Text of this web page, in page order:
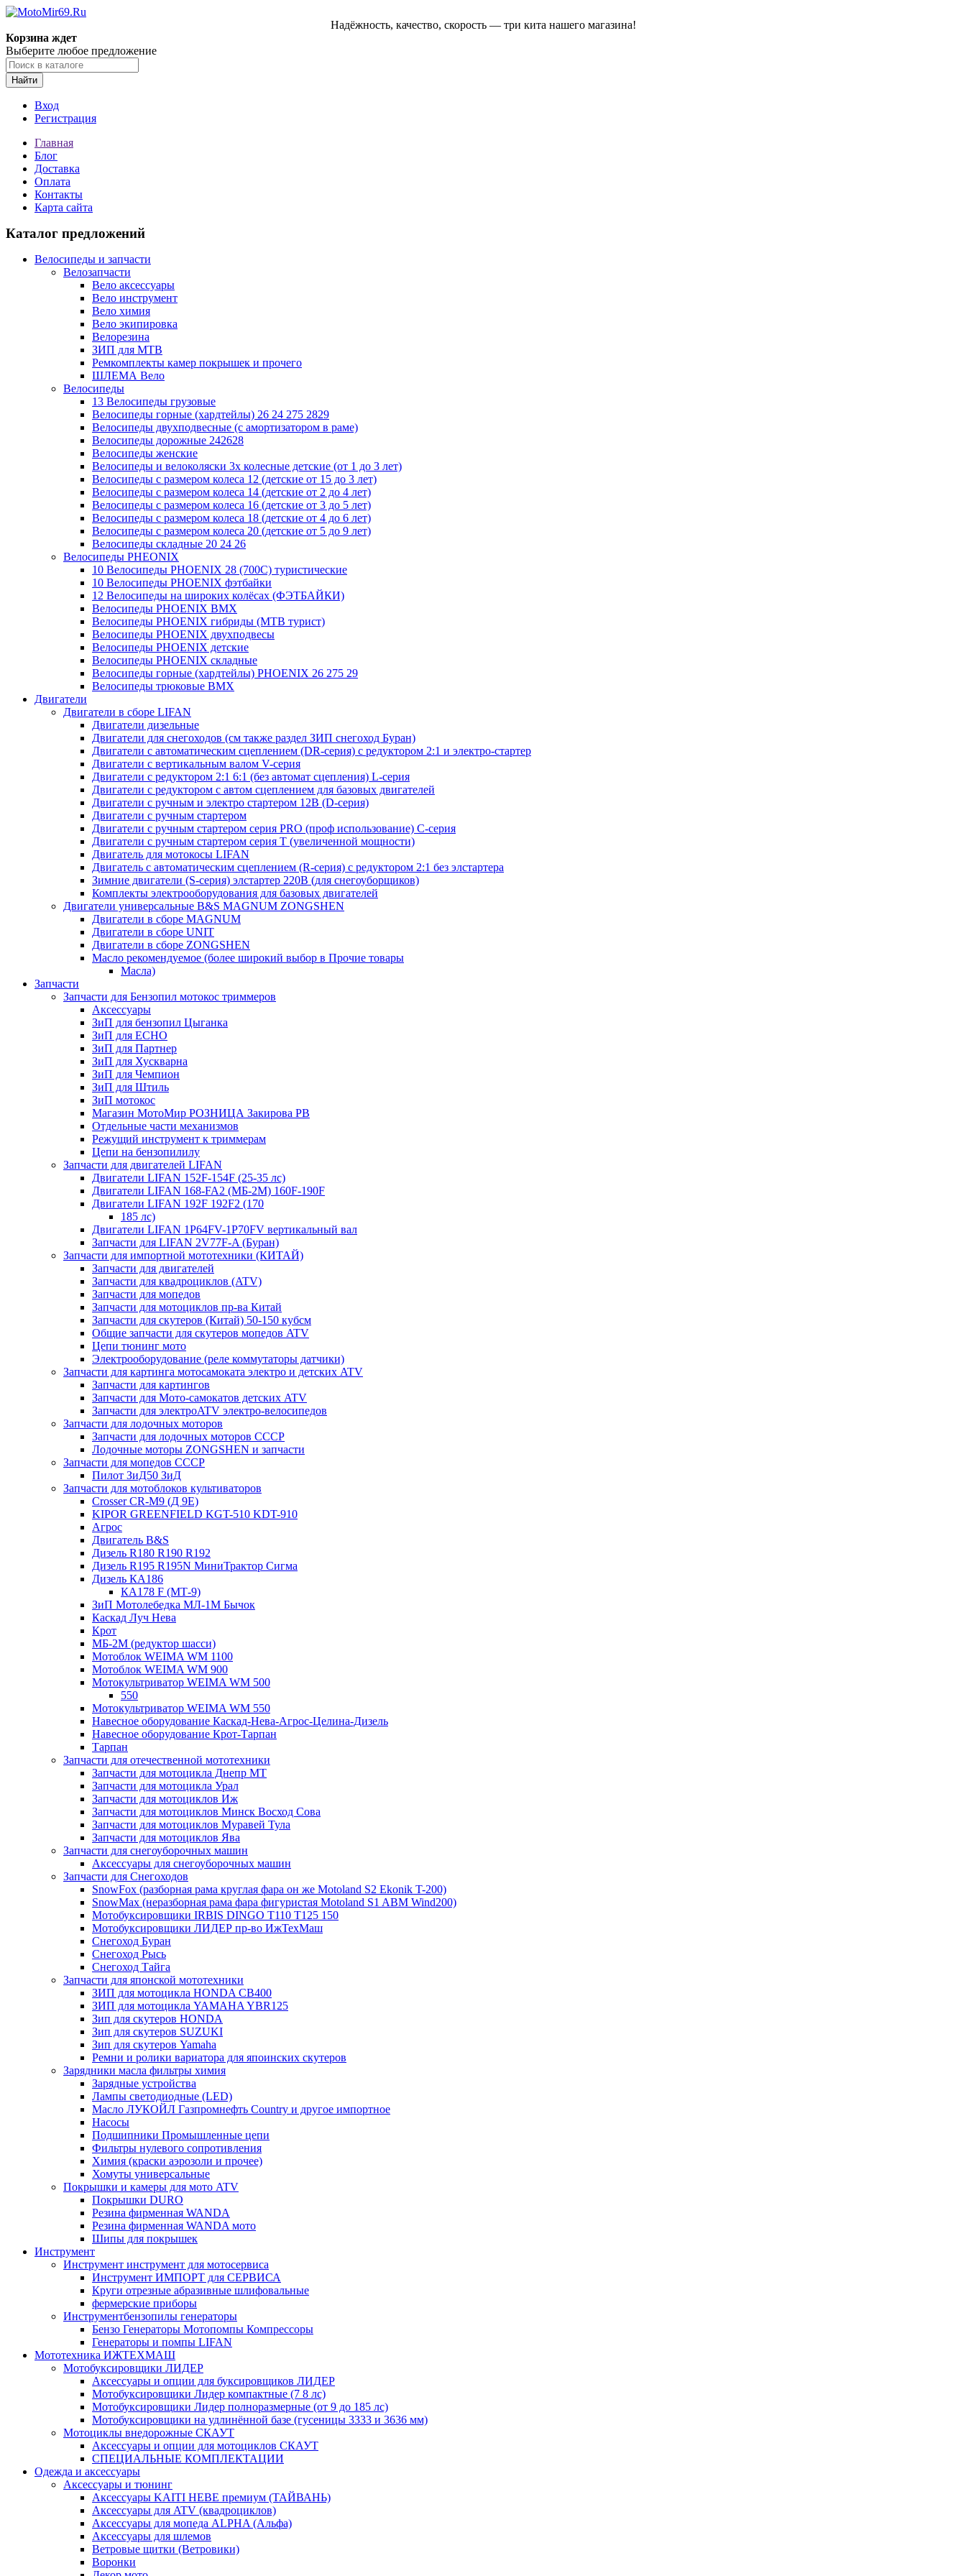
Надёжность, качество, скорость — три кита нашего магазина!
Корзина ждет
Выберите любое предложение
Найти
Вход
Регистрация
Главная
Блог
Доставка
Оплата
Контакты
Карта сайта
Каталог предложений
Велосипеды и запчасти
Велозапчасти
Вело аксессуары
Вело инструмент
Вело химия
Вело экипировка
Велорезина
ЗИП для MTB
Ремкомплекты камер покрышек и прочего
ШЛЕМА Вело
Велосипеды
13 Велосипеды грузовые
Велосипеды горные (хардтейлы) 26 24 275 2829
Велосипеды двухподвесные (с амортизатором в раме)
Велосипеды дорожные 242628
Велосипеды женские
Велосипеды и велоколяски 3х колесные детские (от 1 до 3 лет)
Велосипеды с размером колеса 12 (детские от 15 до 3 лет)
Велосипеды с размером колеса 14 (детские от 2 до 4 лет)
Велосипеды с размером колеса 16 (детские от 3 до 5 лет)
Велосипеды с размером колеса 18 (детские от 4 до 6 лет)
Велосипеды с размером колеса 20 (детские от 5 до 9 лет)
Велосипеды складные 20 24 26
Велосипеды PHEONIX
10 Велосипеды PHOENIX 28 (700С) туристические
10 Велосипеды PHOENIX фэтбайки
12 Велосипеды на широких колёсах (ФЭТБАЙКИ)
Велосипеды PHOENIX BMX
Велосипеды PHOENIX гибриды (MTB турист)
Велосипеды PHOENIX двухподвесы
Велосипеды PHOENIX детские
Велосипеды PHOENIX складные
Велосипеды горные (хардтейлы) PHOENIX 26 275 29
Велосипеды трюковые BMX
Двигатели
Двигатели в сборе LIFAN
Двигатели дизельные
Двигатели для снегоходов (см также раздел ЗИП снегоход Буран)
Двигатели с автоматическим сцеплением (DR-серия) с редуктором 2:1 и электро-стартер
Двигатели с вертикальным валом V-серия
Двигатели с редуктором 2:1 6:1 (без автомат сцепления) L-серия
Двигатели с редуктором с автом сцеплением для базовых двигателей
Двигатели с ручным и электро стартером 12В (D-серия)
Двигатели с ручным стартером
Двигатели с ручным стартером серия PRO (проф использование) C-серия
Двигатели с ручным стартером серия Т (увеличенной мощности)
Двигатель для мотокосы LIFAN
Двигатель с автоматическим сцеплением (R-серия) с редуктором 2:1 без элстартера
Зимние двигатели (S-серия) элстартер 220В (для снегоуборщиков)
Комплекты электрооборудования для базовых двигателей
Двигатели универсальные B&S MAGNUM ZONGSHEN
Двигатели в сборе MAGNUM
Двигатели в сборе UNIT
Двигатели в сборе ZONGSHEN
Масло рекомендуемое (более широкий выбор в Прочие товары
Масла)
Запчасти
Запчасти для Бензопил мотокос триммеров
Аксессуары
ЗиП для бензопил Цыганка
ЗиП для ЕСНО
ЗиП для Партнер
ЗиП для Хускварна
ЗиП для Чемпион
ЗиП для Штиль
ЗиП мотокос
Магазин МотоМир РОЗНИЦА Закирова РВ
Отдельные части механизмов
Режущий инструмент к триммерам
Цепи на бензопилилу
Запчасти для двигателей LIFAN
Двигатели LIFAN 152F-154F (25-35 лс)
Двигатели LIFAN 168-FA2 (МБ-2М) 160F-190F
Двигатели LIFAN 192F 192F2 (170
185 лс)
Двигатели LIFAN 1Р64FV-1Р70FV вертикальный вал
Запчасти для LIFAN 2V77F-A (Буран)
Запчасти для импортной мототехники (КИТАЙ)
Запчасти для двигателей
Запчасти для квадроциклов (ATV)
Запчасти для мопедов
Запчасти для мотоциклов пр-ва Китай
Запчасти для скутеров (Китай) 50-150 кубсм
Общие запчасти для скутеров мопедов ATV
Цепи тюнинг мото
Электрооборудование (реле коммутаторы датчики)
Запчасти для картинга мотосамоката электро и детских ATV
Запчасти для картингов
Запчасти для Мото-самокатов детских ATV
Запчасти для электроATV электро-велосипедов
Запчасти для лодочных моторов
Запчасти для лодочных моторов СССР
Лодочные моторы ZONGSHEN и запчасти
Запчасти для мопедов СССР
Пилот ЗиД50 ЗиД
Запчасти для мотоблоков культиваторов
Crosser CR-M9 (Д 9Е)
KIPOR GREENFIELD KGT-510 KDT-910
Агрос
Двигатель B&S
Дизель R180 R190 R192
Дизель R195 R195N МиниТрактор Сигма
Дизель КА186
КА178 F (МТ-9)
ЗиП Мотолебедка МЛ-1М Бычок
Каскад Луч Нева
Крот
МБ-2М (редуктор шасси)
Мотоблок WEIMA WM 1100
Мотоблок WEIMA WM 900
Мотокультриватор WEIMA WM 500
550
Мотокультриватор WEIMA WM 550
Навесное оборудование Каскад-Нева-Агрос-Целина-Дизель
Навесное оборудование Крот-Тарпан
Тарпан
Запчасти для отечественной мототехники
Запчасти для мотоцикла Днепр МТ
Запчасти для мотоцикла Урал
Запчасти для мотоциклов Иж
Запчасти для мотоциклов Минск Восход Сова
Запчасти для мотоциклов Муравей Тула
Запчасти для мотоциклов Ява
Запчасти для снегоуборочных машин
Аксессуары для снегоуборочных машин
Запчасти для Снегоходов
SnowFox (разборная рама круглая фара он же Motoland S2 Ekonik T-200)
SnowMax (неразборная рама фара фигуристая Motoland S1 ABM Wind200)
Мотобуксировщики IRBIS DINGO Т110 Т125 150
Мотобуксировщики ЛИДЕР пр-во ИжТехМаш
Снегоход Буран
Снегоход Рысь
Снегоход Тайга
Запчасти для японской мототехники
ЗИП для мотоцикла HONDA CB400
ЗИП для мотоцикла YAMAHA YBR125
Зип для скутеров HONDA
Зип для скутеров SUZUKI
Зип для скутеров Yamaha
Ремни и ролики вариатора для япоинских скутеров
Зарядники масла фильтры химия
Зарядные устройства
Лампы светодиодные (LED)
Масло ЛУКОЙЛ Газпромнефть Country и другое импортное
Насосы
Подшипники Промышленные цепи
Фильтры нулевого сопротивления
Химия (краски аэрозоли и прочее)
Хомуты универсальные
Покрышки и камеры для мото ATV
Покрышки DURO
Резина фирменная WANDA
Резина фирменная WANDA мото
Шипы для покрышек
Инструмент
Инструмент инструмент для мотосервиса
Инструмент ИМПОРТ для СЕРВИСА
Круги отрезные абразивные шлифовальные
фермерские приборы
Инструментбензопилы генераторы
Бензо Генераторы Мотопомпы Компрессоры
Генераторы и помпы LIFAN
Мототехника ИЖТЕХМАШ
Мотобуксировщики ЛИДЕР
Аксессуары и опции для буксировщиков ЛИДЕР
Мотобуксировщики Лидер компактные (7 8 лс)
Мотобуксировщики Лидер полноразмерные (от 9 до 185 лс)
Мотобуксировщики на удлинённой базе (гусеницы 3333 и 3636 мм)
Мотоциклы внедорожные СКАУТ
Аксессуары и опции для мотоциклов СКАУТ
СПЕЦИАЛЬНЫЕ КОМПЛЕКТАЦИИ
Одежда и аксессуары
Аксессуары и тюнинг
Аксессуары KAITI HEBE премиум (ТАЙВАНЬ)
Аксессуары для ATV (квадроциклов)
Аксессуары для мопеда ALPHA (Альфа)
Аксессуары для шлемов
Ветровые щитки (Ветровики)
Воронки